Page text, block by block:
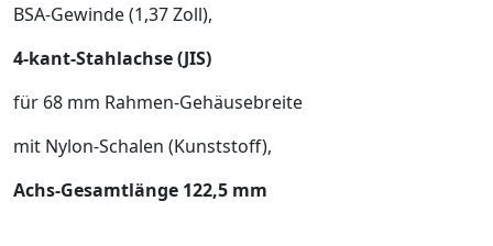
BSA-Gewinde (1,37 Zoll),
4-kant-Stahlachse (JIS)
für 68 mm Rahmen-Gehäusebreite
mit Nylon-Schalen (Kunststoff),
Achs-Gesamtlänge 122,5 mm